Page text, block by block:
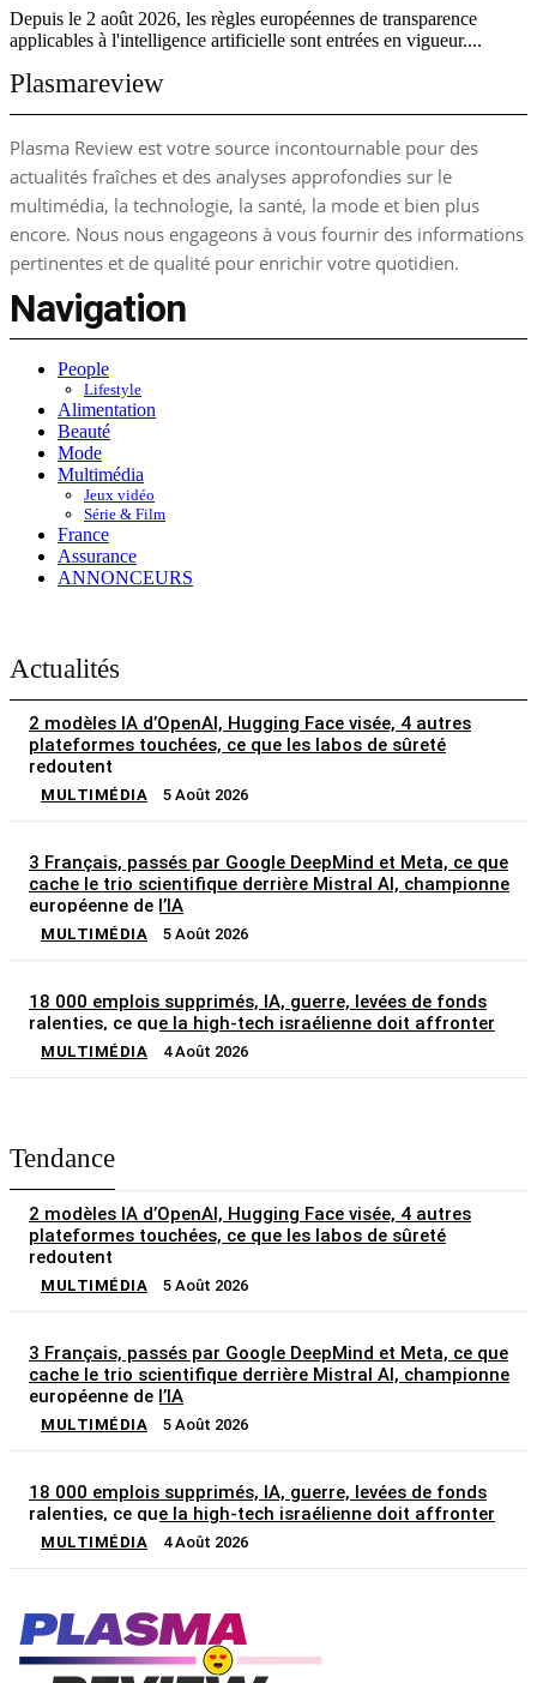
Depuis le 2 août 2026, les règles européennes de transparence
applicables à l'intelligence artificielle sont entrées en vigueur....
Plasmareview
Plasma Review est votre source incontournable pour des
actualités fraîches et des analyses approfondies sur le
multimédia, la technologie, la santé, la mode et bien plus
encore. Nous nous engageons à vous fournir des informations
pertinentes et de qualité pour enrichir votre quotidien.
Navigation
People
Lifestyle
Alimentation
Beauté
Mode
Multimédia
Jeux vidéo
Série & Film
France
Assurance
ANNONCEURS
Actualités
2 modèles IA d’OpenAI, Hugging Face visée, 4 autres
plateformes touchées, ce que les labos de sûreté
redoutent
MULTIMÉDIA 5 Août 2026
3 Français, passés par Google DeepMind et Meta, ce que
cache le trio scientifique derrière Mistral AI, championne
européenne de l’IA
MULTIMÉDIA 5 Août 2026
18 000 emplois supprimés, IA, guerre, levées de fonds
ralenties, ce que la high-tech israélienne doit affronter
MULTIMÉDIA 4 Août 2026
Tendance
2 modèles IA d’OpenAI, Hugging Face visée, 4 autres
plateformes touchées, ce que les labos de sûreté
redoutent
MULTIMÉDIA 5 Août 2026
3 Français, passés par Google DeepMind et Meta, ce que
cache le trio scientifique derrière Mistral AI, championne
européenne de l’IA
MULTIMÉDIA 5 Août 2026
18 000 emplois supprimés, IA, guerre, levées de fonds
ralenties, ce que la high-tech israélienne doit affronter
MULTIMÉDIA 4 Août 2026